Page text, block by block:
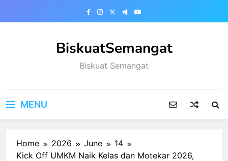
BiskuatSemangat
Biskuat Semangat
MENU
Home 2026 June
14
Kick Off UMKM Naik Kelas dan Motekar 2026,